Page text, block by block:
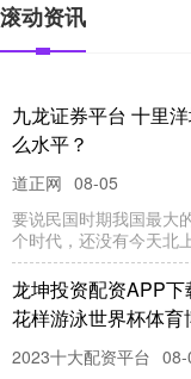
滚动资讯
九龙证券平台 十里
么水平？
道正网 08-05
要说民国时期我国最大
个时代，还没有今天北
龙坤投资配资APP
花样游泳世界杯体育
2023十大配资平台